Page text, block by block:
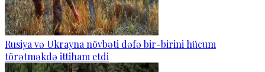
Rusiya və Ukrayna növbəti dəfə bir-birini hücum
törətməkdə ittiham etdi